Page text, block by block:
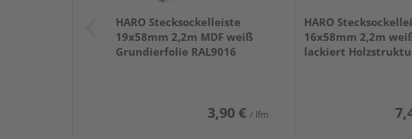
HARO Stecksockelleiste
19x58mm 2,2m MDF weiß
Grundierfolie RAL9016
3,90 € / lfm
HARO
16x58mm 2,2m
lackiert